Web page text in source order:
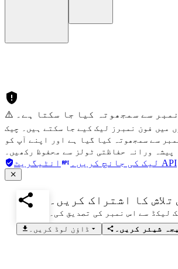
نمبر سے سمجھوتہ کیا جا سکتا ہے۔
میں فون نمبرز لیک کیے جا سکتے ہیں۔ چیک
سے سمجھوتہ کیا گیا ہے اور اپنے آپ کو
پیشہ ورانہ حفاظتی ٹولز سے محفوظ رکھیں۔
لیک کی جانچ کریں۔ انٹیگریٹ API
تلاش کا اشتراک کریں۔
لیکڈ سے اس نمبر کی تصدیق کی۔
ڈاؤن لوڈ کریں۔
شیئر کریں۔